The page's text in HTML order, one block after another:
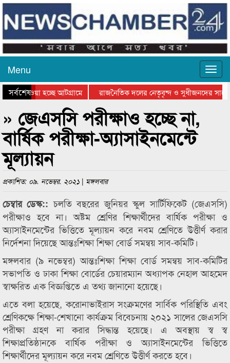
Menu
সর্বশেষ
যাওয়া হচ্ছে আটগ্রামে
রাজনৈতিক দলের নেতৃবৃন্দ ও সুধীজনদের সাথে
পুরস্কার বিতরণ সম্পন্ন
সিলেটে বাংলাদেশ গ্রুপ থিয়েটার
» জেএসসি পরীক্ষাও হচ্ছে না,
বার্ষিক পরীক্ষা-অ্যাসাইনমেন্টে
মূল্যায়ন
প্রকাশিত: ০৯. নভেম্বর. ২০২১ | মঙ্গলবার
চেম্বার ডেস্ক::চলতি বছরের জুনিয়র স্কুল সার্টিফিকেট (জেএসসি)
পরীক্ষাও হবে না। অষ্টম শ্রেণির শিক্ষার্থীদের বার্ষিক পরীক্ষা ও
অ্যাসাইনমেন্টের ভিত্তিতে মূল্যায়ন করে নবম শ্রেণিতে উত্তীর্ণ করার
নির্দেশনা দিয়েছে আন্তঃশিক্ষা শিক্ষা বোর্ড সমন্বয় সাব-কমিটি।
মঙ্গলবার (৯ নভেম্বর) আন্তঃশিক্ষা শিক্ষা বোর্ড সমন্বয় সাব-কমিটির
সভাপতি ও ঢাকা শিক্ষা বোর্ডের চেয়ারম্যান অধ্যাপক নেহাল আহমেদ
স্বাক্ষরিত এক বিজ্ঞপ্তিতে এ তথ্য জানানো হয়েছে।
এতে বলা হয়েছে, করোনাভাইরাস সংক্রমণের সার্বিক পরিস্থিতি এবং
শ্রেণিকক্ষে শিক্ষা-শেখানো কার্যক্রম বিবেচনায় ২০২১ সালের জেএসসি
পরীক্ষা গ্রহণ না করার সিদ্ধান্ত হয়েছে। এ অবস্থায় স্ব স্ব
শিক্ষাপ্রতিষ্ঠানকে বার্ষিক পরীক্ষা ও অ্যাসাইনমেন্টের ভিত্তিতে
শিক্ষার্থীদের মূল্যায়ন করে নবম শ্রেণিতে উত্তীর্ণ করতে হবে।